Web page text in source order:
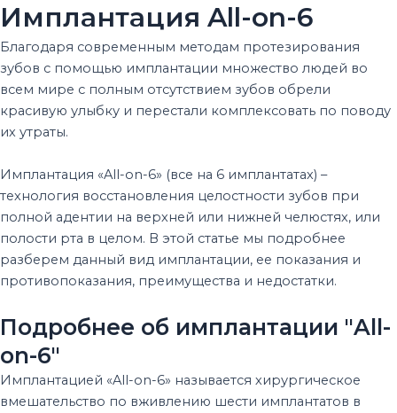
Имплантация All-on-6
Благодаря современным методам протезирования
зубов с помощью имплантации множество людей во
всем мире с полным отсутствием зубов обрели
красивую улыбку и перестали комплексовать по поводу
их утраты.
Имплантация «All-on-6» (все на 6 имплантатах) –
технология восстановления целостности зубов при
полной адентии на верхней или нижней челюстях, или
полости рта в целом. В этой статье мы подробнее
разберем данный вид имплантации, ее показания и
противопоказания, преимущества и недостатки.
Подробнее об имплантации "All-
on-6"
Имплантацией «All-on-6» называется хирургическое
вмешательство по вживлению шести имплантатов в